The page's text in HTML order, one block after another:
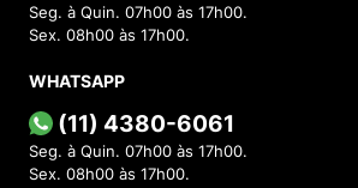
Seg. à Quin. 07h00 às 17h00.
Sex. 08h00 às 17h00.
WHATSAPP
(11) 4380-6061
Seg. à Quin. 07h00 às 17h00.
Sex. 08h00 às 17h00.